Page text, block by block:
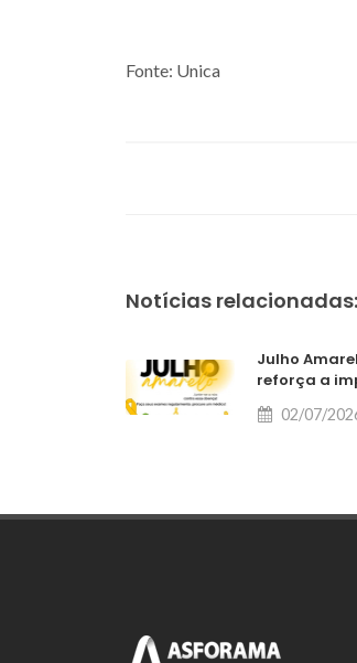
Fonte: Unica
Notícias relacionadas:
Julho
reforça a
02/07/